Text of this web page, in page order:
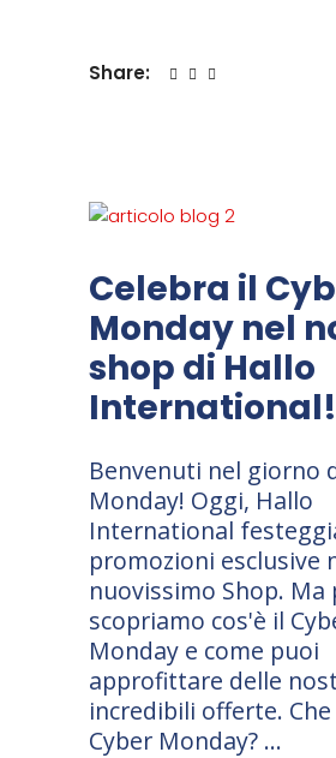
Share:
Celebra il
Monday nel
shop di Hallo
International!
Benvenuti nel giorno
Monday! Oggi, Hallo
International
promozioni esclusive
nuovissimo Shop. Ma
scopriamo cos'è il
Monday e come puoi
approfittare delle
incredibili offerte. Che
Cyber Monday?